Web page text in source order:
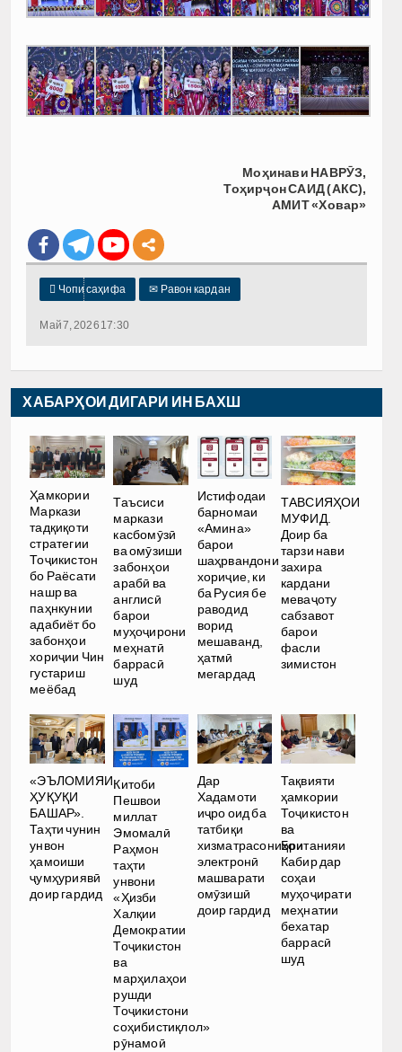
Моҳинави НАВРӮЗ,
Тоҳирҷон САИД (АКС),
АМИТ «Ховар»
 Чопи саҳифа ✉ Равон кардан
Май 7, 2026 17:30
ХАБАРҲОИ ДИГАРИ ИН БАХШ
Ҳамкории
Маркази
тадқиқоти
стратегии
Тоҷикистон
бо Раёсати
нашр ва
паҳнкунии
адабиёт бо
забонҳои
хориҷии Чин
густариш
меёбад
Таъсиси
маркази
касбомӯзӣ
ва омӯзиши
забонҳои
арабӣ ва
англисӣ
барои
муҳоҷирони
меҳнатӣ
баррасӣ
шуд
Истифодаи
барномаи
«Амина»
барои
шаҳрвандони
хориҷие, ки
ба Русия бе
раводид
ворид
мешаванд,
ҳатмӣ
мегардад
ТАВСИЯҲОИ
МУФИД.
Доир ба
тарзи нави
захира
кардани
меваҷоту
сабзавот
барои
фасли
зимистон
«ЭЪЛОМИЯИ
ҲУҚУҚИ
БАШАР».
Таҳти чунин
унвон
ҳамоиши
ҷумҳуриявӣ
доир гардид
Китоби
Пешвои
миллат
Эмомалӣ
Раҳмон
таҳти
унвони
«Ҳизби
Халқии
Демократии
Тоҷикистон
ва
марҳилаҳои
рушди
Тоҷикистони
соҳибистиқлол»
рӯнамоӣ
Дар
Хадамоти
иҷро оид ба
татбиқи
хизматрасониҳои
электронӣ
машварати
омӯзишӣ
доир гардид
Тақвияти
ҳамкории
Тоҷикистон
ва
Британияи
Кабир дар
соҳаи
муҳоҷирати
меҳнатии
бехатар
баррасӣ
шуд